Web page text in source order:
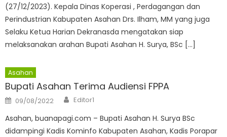
(27/12/2023). Kepala Dinas Koperasi , Perdagangan dan
Perindustrian Kabupaten Asahan Drs. Ilham, MM yang juga
Selaku Ketua Harian Dekranasda mengatakan siap
melaksanakan arahan Bupati Asahan H. Surya, BSc […]
Asahan
Bupati Asahan Terima Audiensi FPPA
Posted
on
09/08/2022 Author
Editor1
Asahan, buanapagi.com – Bupati Asahan H. Surya BSc
didampingi Kadis Kominfo Kabupaten Asahan, Kadis Porapar